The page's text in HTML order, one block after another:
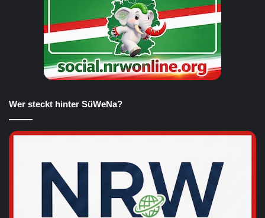
Wer steckt hinter SüWeNa?